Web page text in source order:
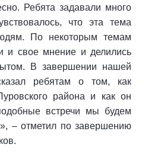
Ребята задавали много
что эта тема
По некоторым темам
и свое мнение и делились
В завершении нашей
ребятам о том, как
района и как он
встречи мы будем
– отметил по завершению